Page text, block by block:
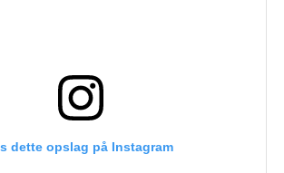
dette opslag på Instagram